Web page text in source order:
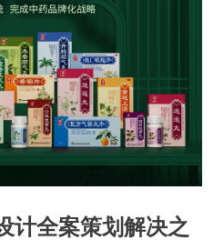
计全案策划解决之